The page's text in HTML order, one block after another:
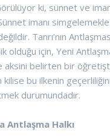
ki, sünnet ve
imanı
Tanrı’nın
olduğu için, Yeni
aksini belirten bir
kilise bu ilkenin
durumundadır.
Antlaşma Halkı